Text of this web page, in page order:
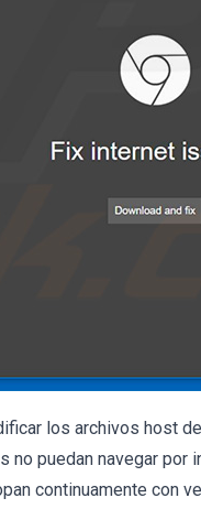
los archivos host
puedan navegar por
continuamente con